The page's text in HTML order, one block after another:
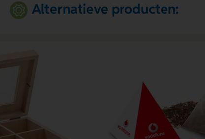
Alternatieve producten: